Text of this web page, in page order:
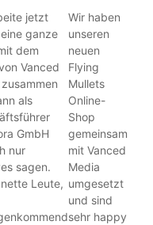
jetzt
ganze
dem
Vanced
als
GmbH
nur
sagen.
Leute,
Wir haben
unseren
neuen
Flying
Mullets
Online-
Shop
gemeinsam
mit Vanced
Media
umgesetzt
und sind
sehr happy